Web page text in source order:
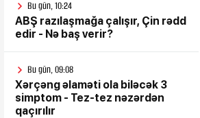
Bu gün, 10:24
ABŞ razılaşmağa çalışır, Çin rədd
edir - Nə baş verir?
Bu gün, 09:08
Xərçəng əlaməti ola biləcək 3
simptom - Tez-tez nəzərdən
qaçırılır